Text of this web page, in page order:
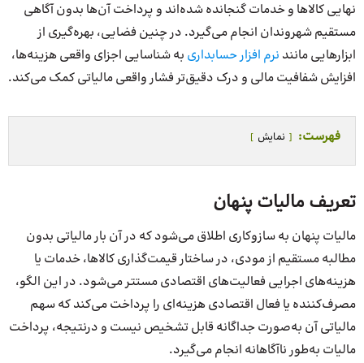
نهایی کالاها و خدمات گنجانده شده‌اند و پرداخت آن‌ها بدون آگاهی
مستقیم شهروندان انجام می‌گیرد. در چنین فضایی، بهره‌گیری از
ابزارهایی مانند نرم افزار حسابداری به شناسایی اجزای واقعی هزینه‌ها،
افزایش شفافیت مالی و درک دقیق‌تر فشار واقعی مالیاتی کمک می‌کند.
فهرست: نمایش
تعریف مالیات پنهان
مالیات پنهان به سازوکاری اطلاق می‌شود که در آن بار مالیاتی بدون
مطالبه مستقیم از مودی، در ساختار قیمت‌گذاری کالاها، خدمات یا
هزینه‌های اجرایی فعالیت‌های اقتصادی مستتر می‌شود. در این الگو،
مصرف‌کننده یا فعال اقتصادی هزینه‌ای را پرداخت می‌کند که سهم
مالیاتی آن به‌صورت جداگانه قابل تشخیص نیست و درنتیجه، پرداخت
مالیات به‌طور ناآگاهانه انجام می‌گیرد.